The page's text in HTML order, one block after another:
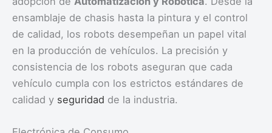
ensamblaje de chasis hasta la pintura y el control
de calidad, los robots desempeñan un papel vital
en la producción de vehículos. La precisión y
consistencia de los robots aseguran que cada
vehículo cumpla con los estrictos estándares de
calidad y seguridad de la industria.